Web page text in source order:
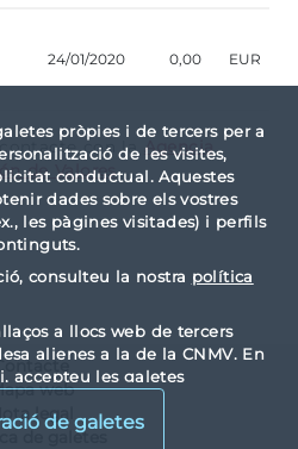
pròpies i de tercers per a
de les visites,
conductual. Aquestes
dades sobre els vostres
les pàgines visitades) i perfils
consulteu la nostra política
a llocs web de tercers
alienes a la de la CNMV. En
accepteu les galetes
seves polítiques de privadesa
de galetes
24/01/2020 0,00 EUR
con la Agencia
de Valores
web
legal
de galetes